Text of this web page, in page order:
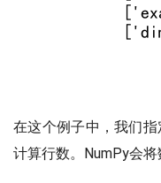
在这个例子中，我们
计算行数。NumPy会将